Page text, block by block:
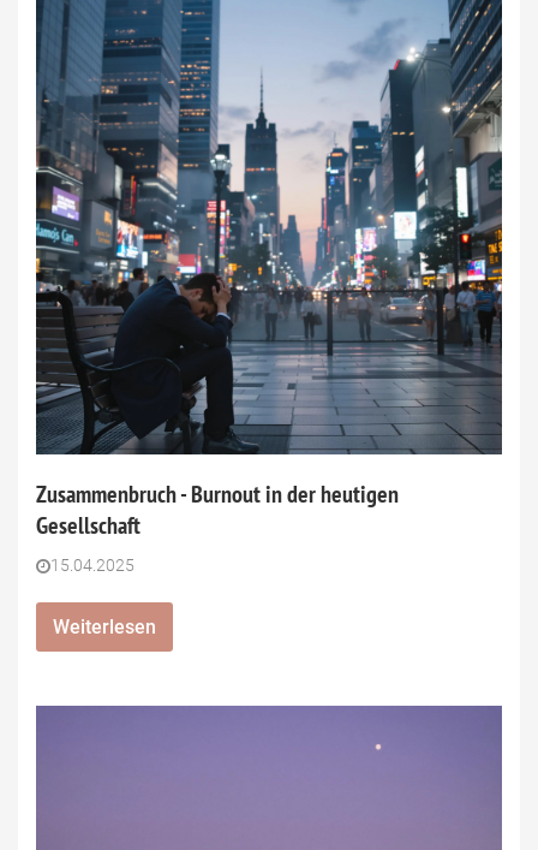
Zusammenbruch - Burnout in der heutigen
Gesellschaft
15.04.2025
Weiterlesen